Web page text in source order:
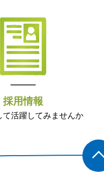
採用情報
て活躍してみませんか